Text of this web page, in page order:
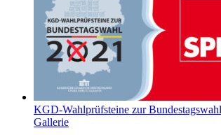
KGD-Wahlprüfsteine zur
Gallerie